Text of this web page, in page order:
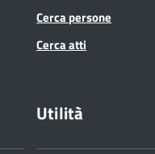
Cerca persone
Cerca atti
Utilità